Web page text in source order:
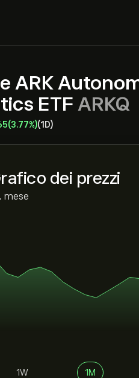
ARK
ETF ARKQ
(3.77%)(1D)
dei prezzi
mese
1W 1M